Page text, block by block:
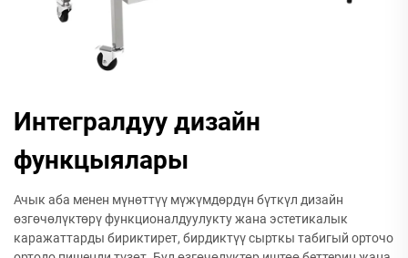
Интегралдуу дизайн
функцыялары
Ачык аба менен мүнөттүү мүжүмдөрдүн бүткүл дизайн
өзгөчөлүктөрү функционалдуулукту жана эстетикалык
каражаттарды бириктирет, бирдиктүү сырткы табигый орточо